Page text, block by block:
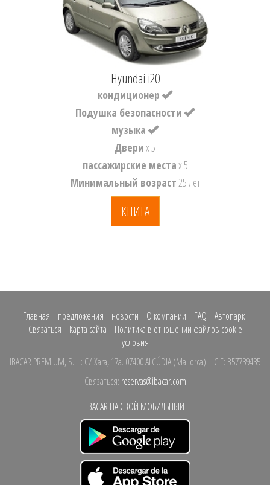
Hyundai i20
кондиционер
Подушка безопасности
музыка
Двериx 5
пассажирские местаx 5
Минимальный возраст25 лет
КНИГА
Главная предложения новости О компании FAQ
Автопарк
Связаться
Карта сайта
Политика в отношении файлов cookie
условия
IBACAR PREMIUM, S.L. : C/ Xara, 17a. 07400 ALCÚDIA(Mallorca) | CIF: B57739435
Связаться: reservas@ibacar.com
IBACAR НА СВОЙ МОБИЛЬНЫЙ